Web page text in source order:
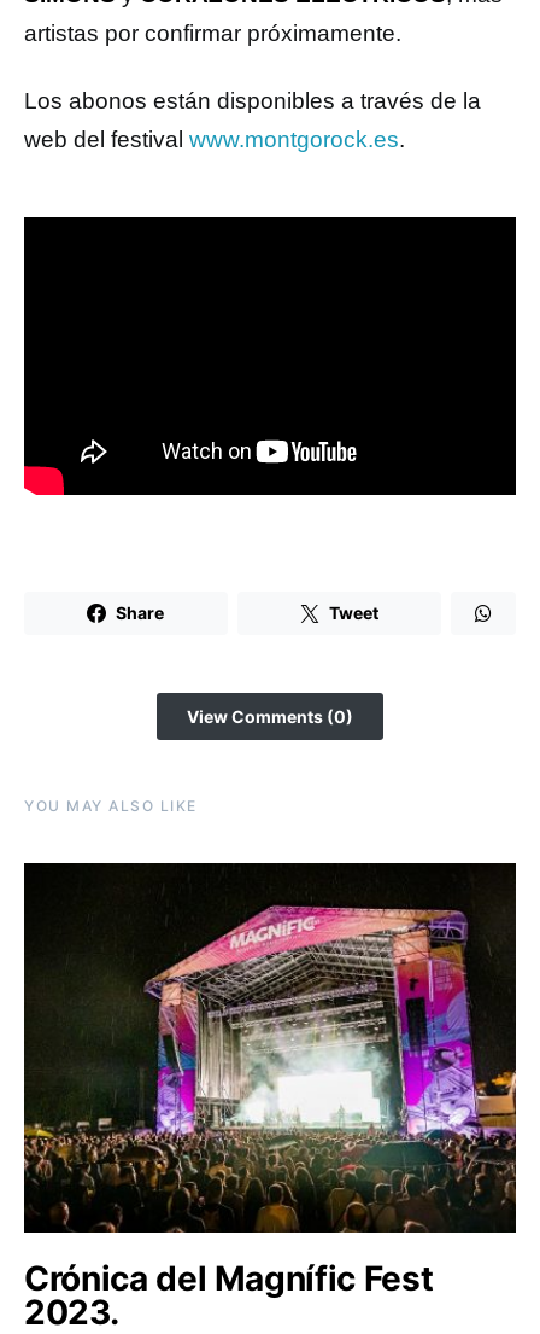
artistas por confirmar próximamente.
Los abonos están disponibles a través de la
web del festival www.montgorock.es.
Share Tweet
View Comments (0)
YOU MAY ALSO LIKE
Crónica del Magnífic Fest
2023.